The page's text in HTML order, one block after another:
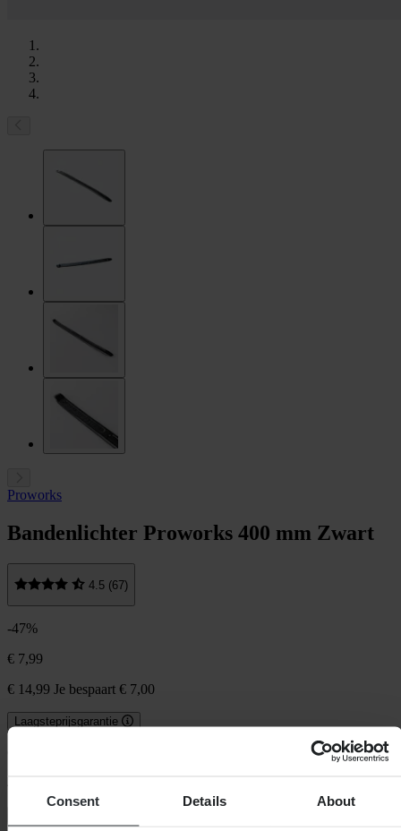
Consent Details About
Proworks
Bandenlichter Proworks 400 mm Zwart
4.5 (67)
-47%
€ 7,99
€ 14,99 Je bespaart € 7,00
Laagsteprijsgarantie